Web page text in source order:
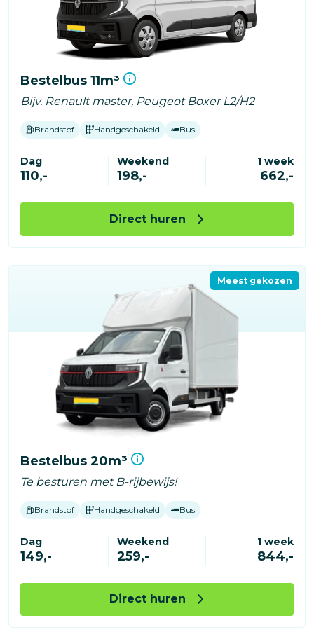
Bestelbus 11m³
Bijv. Renault master, Peugeot Boxer L2/H2
Brandstof Handgeschakeld Bus
Dag
110,-
Weekend
198,-
1 week
662,-
Direct huren
Meest gekozen
Bestelbus 20m³
Te besturen met B-rijbewijs!
Brandstof Handgeschakeld Bus
Dag
149,-
Weekend
259,-
1 week
844,-
Direct huren